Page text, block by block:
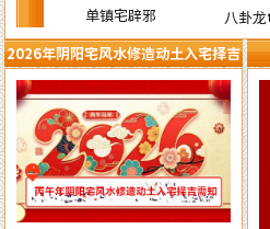
单镇宅辟邪 八卦
2026年阴阳宅风水修造动土入宅择吉
需知